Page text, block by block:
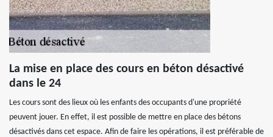
La mise en place des cours en béton désactivé
dans le 24
Les cours sont des lieux où les enfants des occupants d'une propriété
peuvent jouer. En effet, il est possible de mettre en place des bétons
désactivés dans cet espace. Afin de faire les opérations, il est préférable de